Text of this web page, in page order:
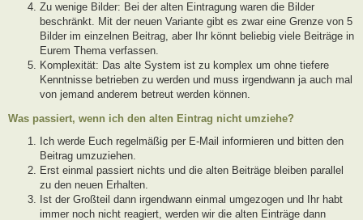
Zu wenige Bilder: Bei der alten Eintragung waren die Bilder
beschränkt. Mit der neuen Variante gibt es zwar eine Grenze von 5
Bilder im einzelnen Beitrag, aber Ihr könnt beliebig viele Beiträge in
Eurem Thema verfassen.
Komplexität: Das alte System ist zu komplex um ohne tiefere
Kenntnisse betrieben zu werden und muss irgendwann ja auch mal
von jemand anderem betreut werden können.
Was passiert, wenn ich den alten Eintrag nicht umziehe?
Ich werde Euch regelmäßig per E-Mail informieren und bitten den
Beitrag umzuziehen.
Erst einmal passiert nichts und die alten Beiträge bleiben parallel
zu den neuen Erhalten.
Ist der Großteil dann irgendwann einmal umgezogen und Ihr habt
immer noch nicht reagiert, werden wir die alten Einträge dann